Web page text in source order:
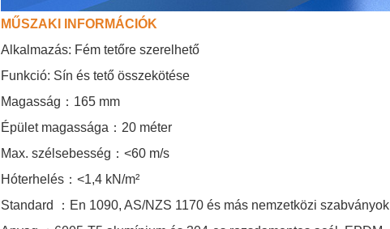
MŰSZAKI INFORMÁCIÓK
Alkalmazás: Fém tetőre szerelhető
Funkció: Sín és tető összekötése
Magasság ： 165 mm
Épület magassága ： 20 méter
Max. szélsebesség ： <60 m/s
Hóterhelés： <1,4 kN/m²
Standard
： En 1090, AS/NZS 1170 és más nemzetközi szabványok